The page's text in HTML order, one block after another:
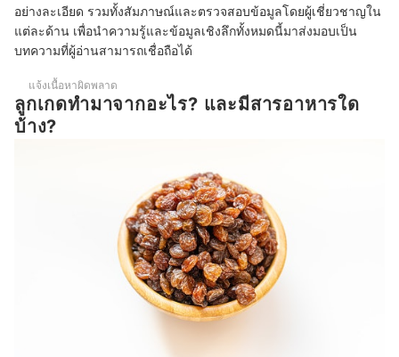
อย่างละเอียด รวมทั้งสัมภาษณ์และตรวจสอบข้อมูลโดยผู้เชี่ยวชาญใน
แต่ละด้าน เพื่อนำความรู้และข้อมูลเชิงลึกทั้งหมดนี้มาส่งมอบเป็น
บทความที่ผู้อ่านสามารถเชื่อถือได้
แจ้งเนื้อหาผิดพลาด
ลูกเกดทำมาจากอะไร? และมีสารอาหารใด
บ้าง?